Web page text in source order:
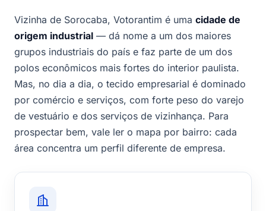
Vizinha de Sorocaba, Votorantim é uma cidade de
origem industrial — dá nome a um dos maiores
grupos industriais do país e faz parte de um dos
polos econômicos mais fortes do interior paulista.
Mas, no dia a dia, o tecido empresarial é dominado
por comércio e serviços, com forte peso do varejo
de vestuário e dos serviços de vizinhança. Para
prospectar bem, vale ler o mapa por bairro: cada
área concentra um perfil diferente de empresa.